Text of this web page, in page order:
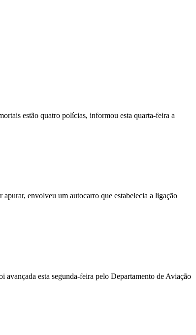
estão quatro polícias, informou esta quarta-feira a
envolveu um autocarro que estabelecia a ligação
esta segunda-feira pelo Departamento de Aviação